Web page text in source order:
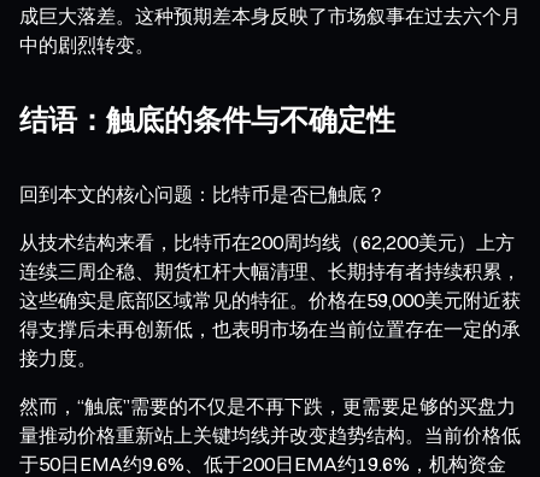
成巨大落差。这种预期差本身反映了市场叙事在过去六个月
中的剧烈转变。
结语：触底的条件与不确定性
回到本文的核心问题：比特币是否已触底？
从技术结构来看，比特币在200周均线（62,200美元）上方
连续三周企稳、期货杠杆大幅清理、长期持有者持续积累，
这些确实是底部区域常见的特征。价格在59,000美元附近获
得支撑后未再创新低，也表明市场在当前位置存在一定的承
接力度。
然而，“触底”需要的不仅是不再下跌，更需要足够的买盘力
量推动价格重新站上关键均线并改变趋势结构。当前价格低
于50日EMA约9.6%、低于200日EMA约19.6%，机构资金